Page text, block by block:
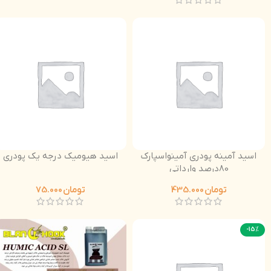
اسید آمینه پودری آمینواسپارک
80درصد وارداتی
تومان
اسید هیومیک درجه یک پودری
تومان
-15%